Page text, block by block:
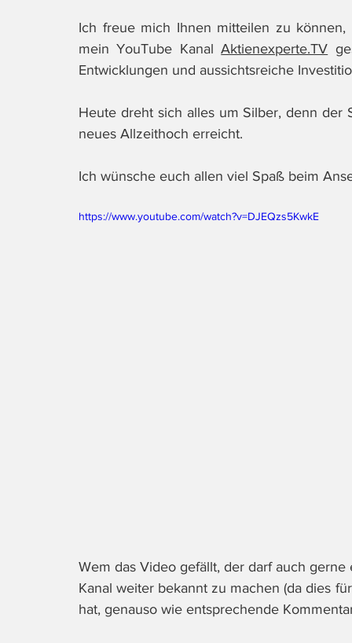
Ich freue mich Ihnen mitteilen zu
mein YouTube Kanal Aktienexperte.TV
Entwicklungen und aussichtsreiche
Heute dreht sich alles um Silber, denn
neues Allzeithoch erreicht.
Ich wünsche euch allen viel Spaß beim
https://www.youtube.com/watch?v=DJEQzs5KwkE
Wem das Video gefällt, der darf auch
Kanal weiter bekannt zu machen (da dies
hat, genauso wie entsprechende